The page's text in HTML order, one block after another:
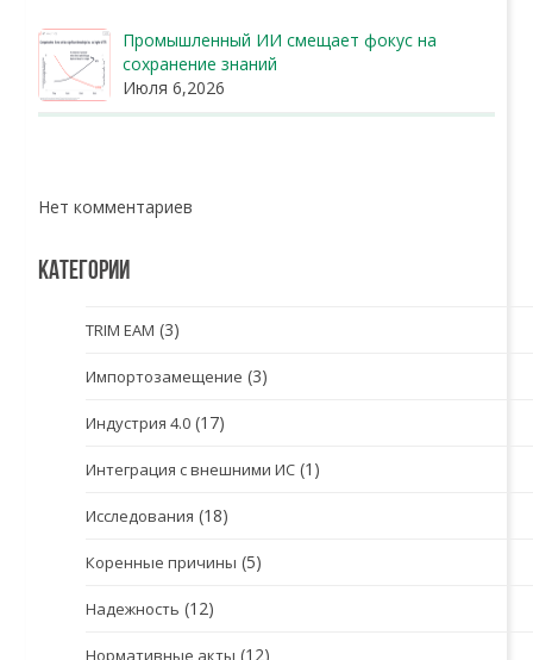
Промышленный ИИ смещает фокус на
сохранение знаний
Июля 6,2026
Нет комментариев
КАТЕГОРИИ
TRIM EAM (3)
Импортозамещение (3)
Индустрия 4.0 (17)
Интеграция с внешними ИС (1)
Исследования (18)
Коренные причины (5)
Надежность (12)
Нормативные акты (12)